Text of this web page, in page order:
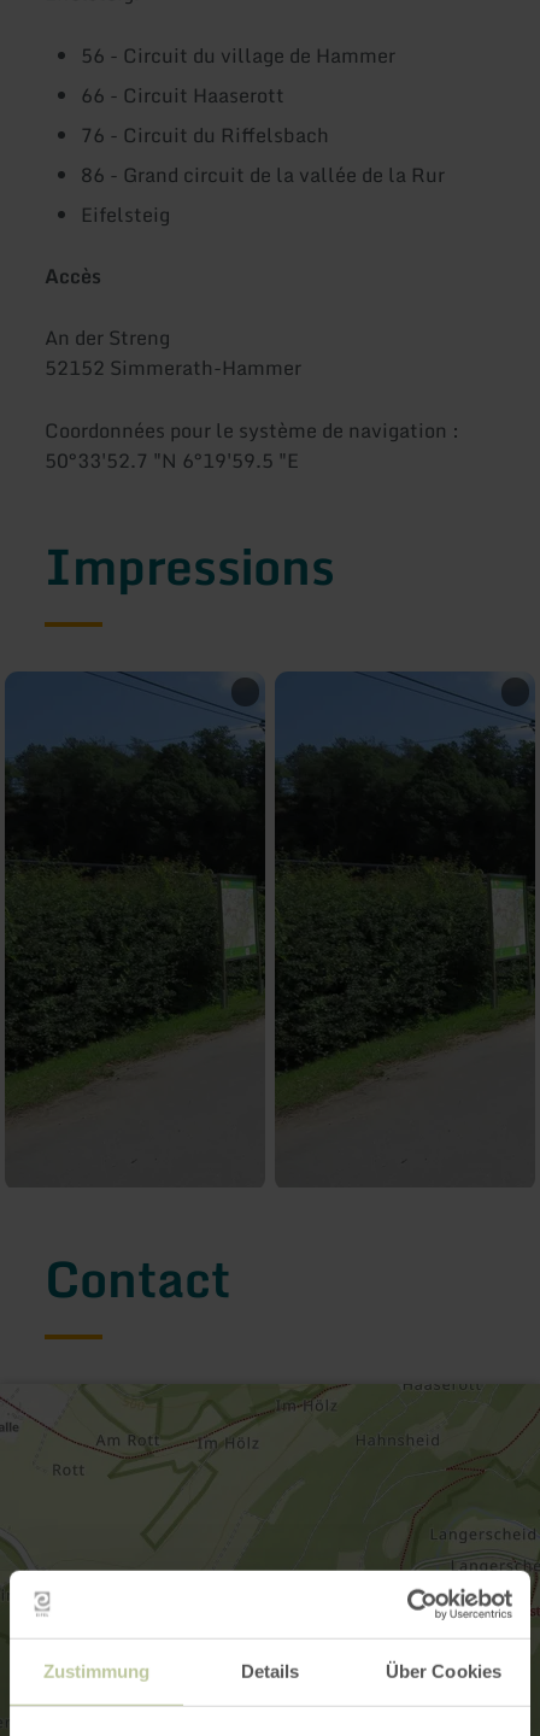
Zustimmung Details Über Cookies
56 - Circuit du village de Hammer
66 - Circuit Haaserott
76 - Circuit du Riffelsbach
86 - Grand circuit de la vallée de la Rur
Eifelsteig
Accès
An der Streng
52152 Simmerath-Hammer
Coordonnées pour le système de navigation :
50°33'52.7 "N 6°19'59.5 "E
Impressions
Contact